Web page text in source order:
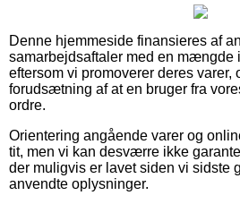
Denne hjemmeside finansieres af
samarbejdsaftaler med en mængde
eftersom vi promoverer deres varer,
forudsætning af at en bruger fra
ordre.
Orientering angående varer og
tit, men vi kan desværre ikke
der muligvis er lavet siden vi sidste
anvendte oplysninger.